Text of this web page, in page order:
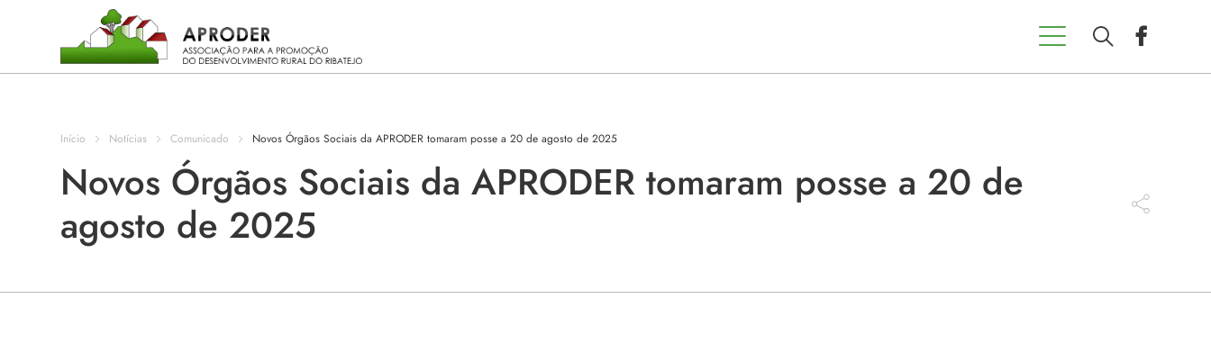
Aproder
EDL 20.30
Concursos
Projetos
Início Notícias Comunicado Novos Órgãos Sociais da APRODER tomaram posse a 20 de agosto de 2025
Novos Órgãos Sociais da APRODER tomaram posse a 20 de
agosto de 2025